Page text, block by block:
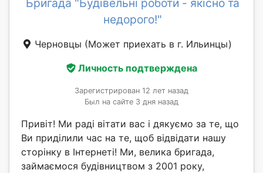
недорого!"
Черновцы (Может приехать в г. Ильинцы)
Личность подтверждена
Зарегистрирован 12 лет назад
Был на сайте 3 дня назад
Привіт! Ми раді вітати вас і дякуємо за те, що
Ви приділили час на те, щоб відвідати нашу
сторінку в Інтернеті! Ми, велика бригада,
займаємося будівництвом з 2001 року,